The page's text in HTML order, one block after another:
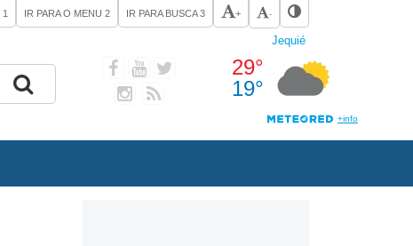
1 IR PARA O MENU 2 IR PARA BUSCA3 + -